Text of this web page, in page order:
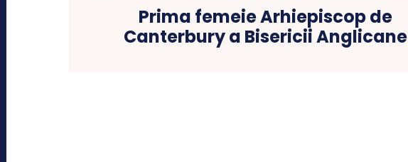
Prima femeie Arhiepiscop de
Canterbury a Bisericii Anglicane